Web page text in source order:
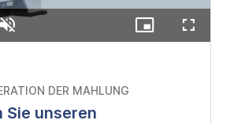
DER MAHLUNG
Sie unseren